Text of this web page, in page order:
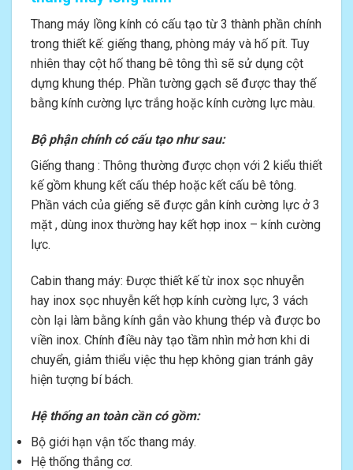
Thang máy lồng kính có cấu tạo từ 3 thành phần chính
trong thiết kế: giếng thang, phòng máy và hố pít. Tuy
nhiên thay cột hố thang bê tông thì sẽ sử dụng cột
dựng khung thép. Phần tường gạch sẽ được thay thế
bằng kính cường lực trắng hoặc kính cường lực màu.
Bộ phận chính có cấu tạo như sau:
Giếng thang : Thông thường được chọn với 2 kiểu thiết
kế gồm khung kết cấu thép hoặc kết cấu bê tông.
Phần vách của giếng sẽ được gắn kính cường lực ở 3
mặt , dùng inox thường hay kết hợp inox – kính cường
lực.
Cabin thang máy: Được thiết kế từ inox sọc nhuyễn
hay inox sọc nhuyễn kết hợp kính cường lực, 3 vách
còn lại làm bằng kính gắn vào khung thép và được bo
viền inox. Chính điều này tạo tầm nhìn mở hơn khi di
chuyển, giảm thiểu việc thu hẹp không gian tránh gây
hiện tượng bí bách.
Hệ thống an toàn cần có gồm:
Bộ giới hạn vận tốc thang máy.
Hệ thống thắng cơ.